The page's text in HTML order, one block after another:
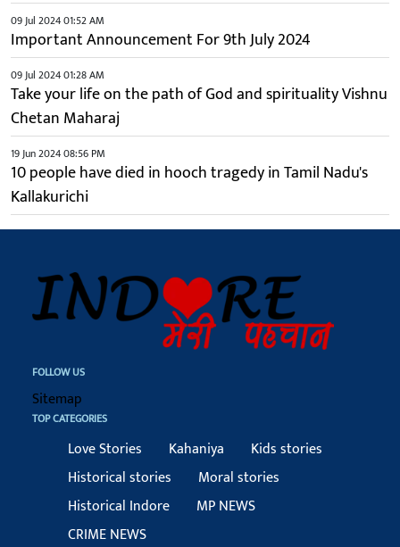
09 Jul 2024 01:52 AM
Important Announcement For 9th July 2024
09 Jul 2024 01:28 AM
Take your life on the path of God and spirituality Vishnu
Chetan Maharaj
19 Jun 2024 08:56 PM
10 people have died in hooch tragedy in Tamil Nadu's
Kallakurichi
FOLLOW US
Sitemap
TOP CATEGORIES
Love Stories Kahaniya
Kids stories
Historical stories
Moral stories
Historical Indore
MP NEWS
CRIME NEWS